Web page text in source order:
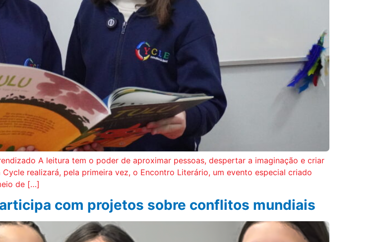
A leitura tem o poder de aproximar pessoas, despertar a imaginação e criar
realizará, pela primeira vez, o Encontro Literário, um evento especial criado
de […]
com projetos sobre conflitos mundiais